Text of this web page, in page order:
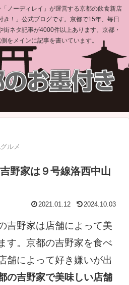
ノーディレイ」が運営する京都の飲食新店
き！」公式ブログです。京都で15年、毎日
ネタ記事が4000件以上あります。京都・
をメインに記事を書いています。
ルメ
野家は９号線洛西中山
2021.01.12 2024.10.03
吉野家は店舗によって美
す。京都の吉野家を食べ
舗によって好き嫌いが出
の吉野家で美味しい店舗